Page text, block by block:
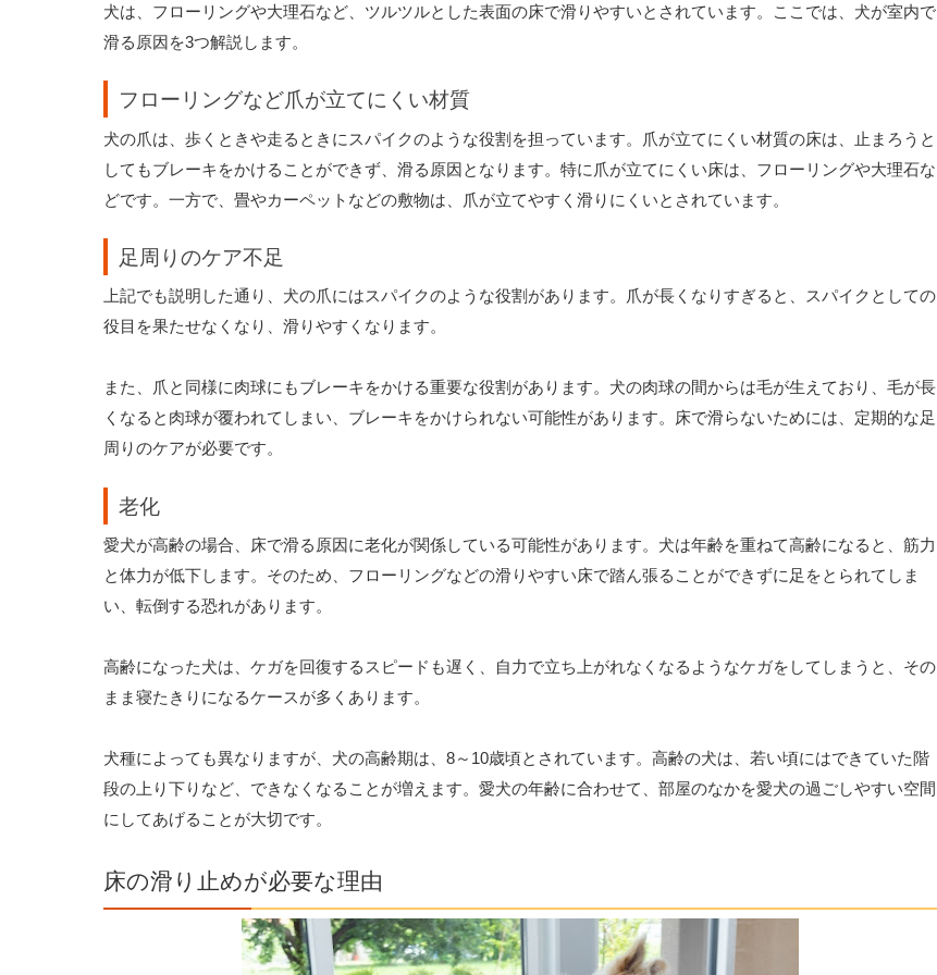
犬は、フローリングや大理石など、ツルツルとした表面の床で滑りやすいとされています。ここでは、犬が室内で
滑る原因を3つ解説します。
フローリングなど爪が立てにくい材質
犬の爪は、歩くときや走るときにスパイクのような役割を担っています。爪が立てにくい材質の床は、止まろうと
してもブレーキをかけることができず、滑る原因となります。特に爪が立てにくい床は、フローリングや大理石な
どです。一方で、畳やカーペットなどの敷物は、爪が立てやすく滑りにくいとされています。
足周りのケア不足
上記でも説明した通り、犬の爪にはスパイクのような役割があります。爪が長くなりすぎると、スパイクとしての
役目を果たせなくなり、滑りやすくなります。
また、爪と同様に肉球にもブレーキをかける重要な役割があります。犬の肉球の間からは毛が生えており、毛が長
くなると肉球が覆われてしまい、ブレーキをかけられない可能性があります。床で滑らないためには、定期的な足
周りのケアが必要です。
老化
愛犬が高齢の場合、床で滑る原因に老化が関係している可能性があります。犬は年齢を重ねて高齢になると、筋力
と体力が低下します。そのため、フローリングなどの滑りやすい床で踏ん張ることができずに足をとられてしま
い、転倒する恐れがあります。
高齢になった犬は、ケガを回復するスピードも遅く、自力で立ち上がれなくなるようなケガをしてしまうと、その
まま寝たきりになるケースが多くあります。
犬種によっても異なりますが、犬の高齢期は、8～10歳頃とされています。高齢の犬は、若い頃にはできていた階
段の上り下りなど、できなくなることが増えます。愛犬の年齢に合わせて、部屋のなかを愛犬の過ごしやすい空間
にしてあげることが大切です。
床の滑り止めが必要な理由